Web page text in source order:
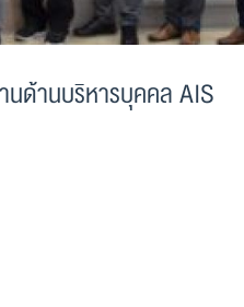
ด้านบริหารบุคคล AIS